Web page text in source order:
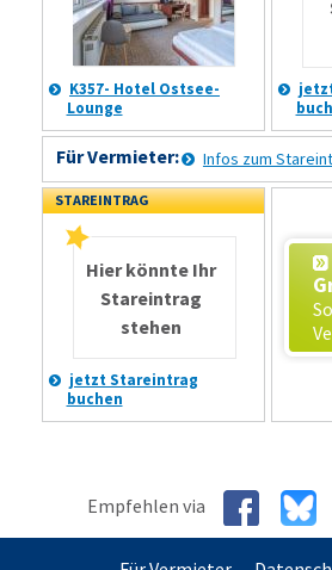
K357- Hotel Ostsee-
Lounge
Für Vermieter: Infos zum
STAREINTRAG
Hier könnte Ihr
Stareintrag
stehen
jetzt Stareintrag
buchen
Empfehlen via